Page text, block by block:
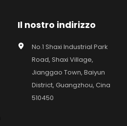
Il nostro indirizzo
No.1 Shaxi Industrial Park
Road, Shaxi Village,
Jianggao Town, Baiyun
District, Guangzhou, Cina
510450